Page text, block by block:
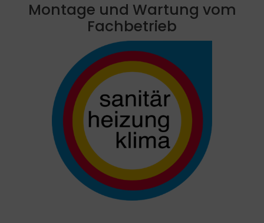
Montage und Wartung vom
Fachbetrieb